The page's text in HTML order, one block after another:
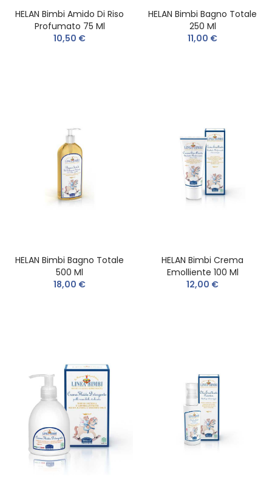
HELAN Bimbi Amido Di Riso
Profumato 75 Ml
10,50 €
HELAN Bimbi Bagno Totale
250 Ml
11,00 €
HELAN Bimbi Bagno Totale
500 Ml
18,00 €
HELAN Bimbi Crema
Emolliente 100 Ml
12,00 €